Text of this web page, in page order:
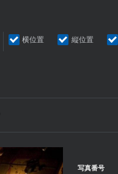
横位置 縦位置
写真番号